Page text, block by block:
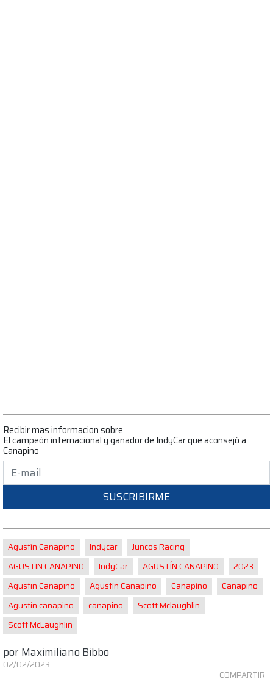
Recibir mas informacion sobre
El campeón internacional y ganador de IndyCar que aconsejó a
Canapino
SUSCRIBIRME
Agustín Canapino Indycar
Juncos Racing
AGUSTIN CANAPINO
IndyCar AGUSTÍN CANAPINO
2023
Agustin Canapino
Agustìn Canapino Canapíno
Canapino
Agustín canapino
canapino
Scott Mclaughlin
Scott McLaughlin
por Maximiliano Bibbo
02/02/2023
COMPARTIR